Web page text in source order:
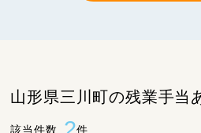
山形県三川町の残業手当
該当件数 件